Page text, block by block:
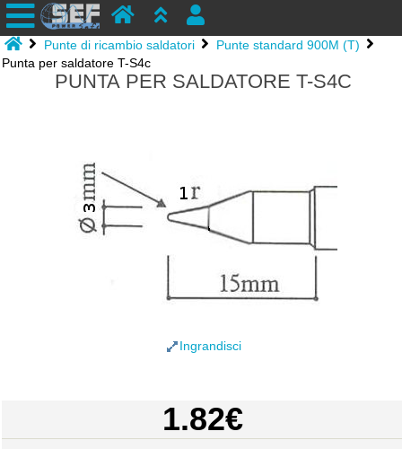
Punte di ricambio saldatori
Punte standard 900M (T)
Punta per saldatore T-S4c
PUNTA PER SALDATORE T-S4C
Ingrandisci
1.82€